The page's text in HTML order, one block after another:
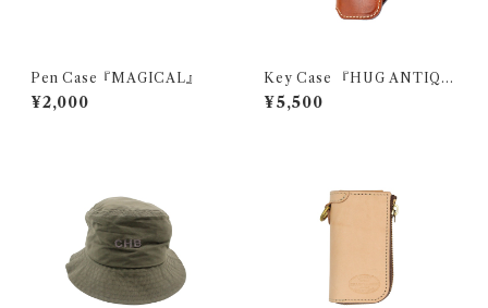
Pen Case『MAGICAL』
¥2,000
Key Case 『HUG ANTIQU
E』
¥5,500